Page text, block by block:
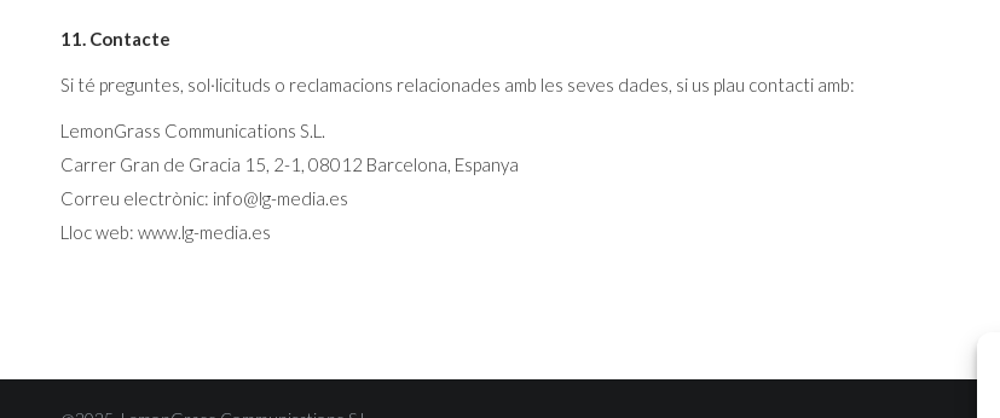
11. Contacte
Si té preguntes, sol·licituds o reclamacions relacionades amb les seves dades, si us plau contacti amb:
LemonGrass Communications S.L.
Carrer Gran de Gracia 15, 2-1, 08012 Barcelona, Espanya
Correu electrònic: info@lg-media.es
Lloc web: www.lg-media.es